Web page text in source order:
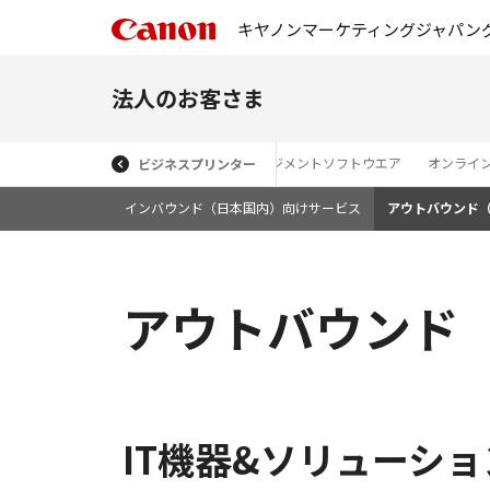
キヤノンマーケティングジャパン
法人のお客さま
ビジネスプリンター
MEAPアプリケーション・ドキュメントマネジメントソフトウエア オンライ
インバウンド（日本国内）向けサービス アウトバウンド
アウトバウンド
IT機器&ソリューシ